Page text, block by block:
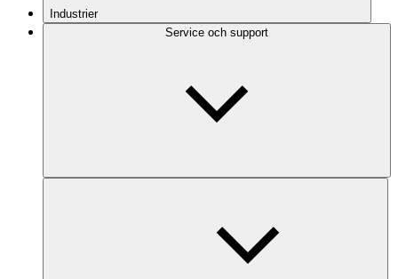
Industrier
Service och support